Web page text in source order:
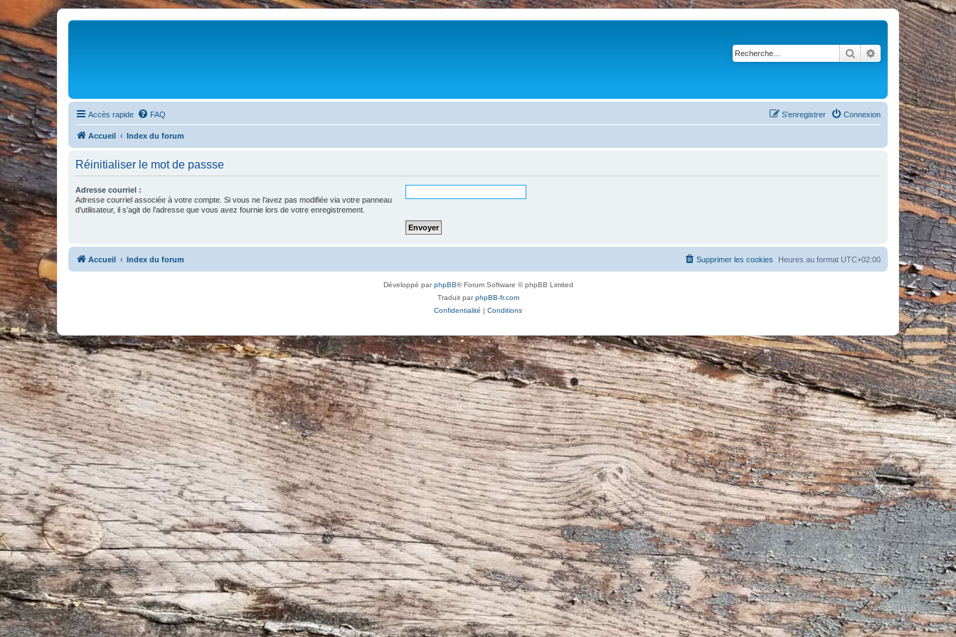
RechercherRecherche
Accès rapide FAQ Connexion
S’enregistrer
Accueil Index du forum
Réinitialiser le mot de passse
Adresse courriel :
Adresse courriel associée à votre compte. Si vous ne l’avez pas modifiée via votre panneau
d’utilisateur, il s’agit de l’adresse que vous avez fournie lors de votre enregistrement.
Accueil Index du forum Heures au format UTC+02:00
Supprimer les cookies
Développé parphpBB® Forum Software © phpBB Limited
Traduit parphpBB-fr.com
Confidentialité | Conditions